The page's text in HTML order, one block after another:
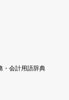
・会計用語辞典